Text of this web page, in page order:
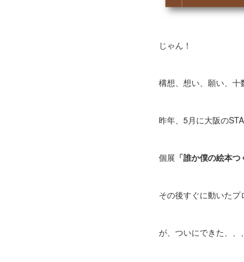
じゃん！
構想、想い、願い、
昨年、5月に大阪の
個展 「誰か僕の絵本
その後すぐに動いたプ
が、ついにできた、、